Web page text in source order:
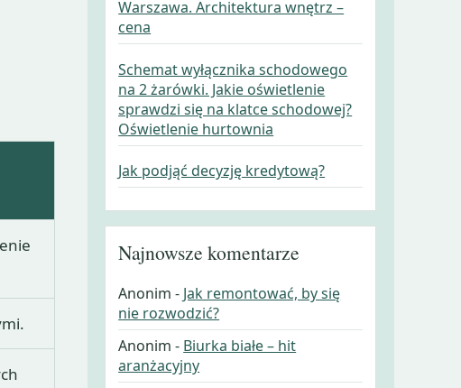
Warszawa. Architektura wnętrz –
cena
Schemat wyłącznika schodowego
na 2 żarówki. Jakie oświetlenie
sprawdzi się na klatce schodowej?
Oświetlenie hurtownia
Jak podjąć decyzję kredytową?
Najnowsze komentarze
Anonim - Jak remontować, by się
nie rozwodzić?
Anonim - Biurka białe – hit
aranżacyjny